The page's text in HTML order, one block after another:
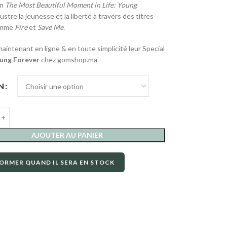
The Most Beautiful Moment in Life: Young
la jeunesse et la liberté à travers des titres
Fireet Save Me.
en ligne & en toute simplicité leur Special
Foreverchez gomshop.ma
AJOUTER AU PANIER
QUAND IL SERA EN STOCK